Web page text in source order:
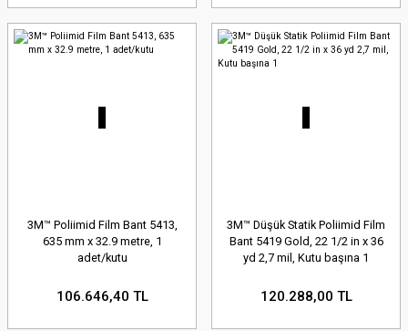
3M™ Poliimid Film Bant 5413,
635 mm x 32.9 metre, 1
adet/kutu
106.646,40 TL
3M™ Düşük Statik Poliimid Film
Bant 5419 Gold, 22 1/2 in x 36
yd 2,7 mil, Kutu başına 1
120.288,00 TL